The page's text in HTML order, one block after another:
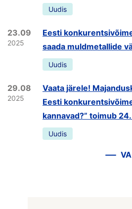
Uudis
23.09
2025
Eesti
saada muldmetallide
Uudis
29.08
2025
Vaata järele!
Eesti
kannavad?” toimub
Uudis